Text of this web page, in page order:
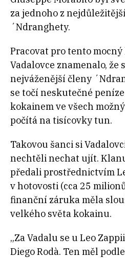
za jednoho z
´Ndranghety.
Pracovat pro tento
Vadalovce znamenalo, že
nejváženější členy
se točí neskutečné
kokainem ve všech
počítá na tisícovky tun.
Takovou šanci si
nechtěli nechat ujít.
předali prostřednictvím
v hotovosti (cca 25
finanční záruka měla
velkého světa kokainu.
„Za Vadalu se u Leo
Diego Rodà. Ten měl